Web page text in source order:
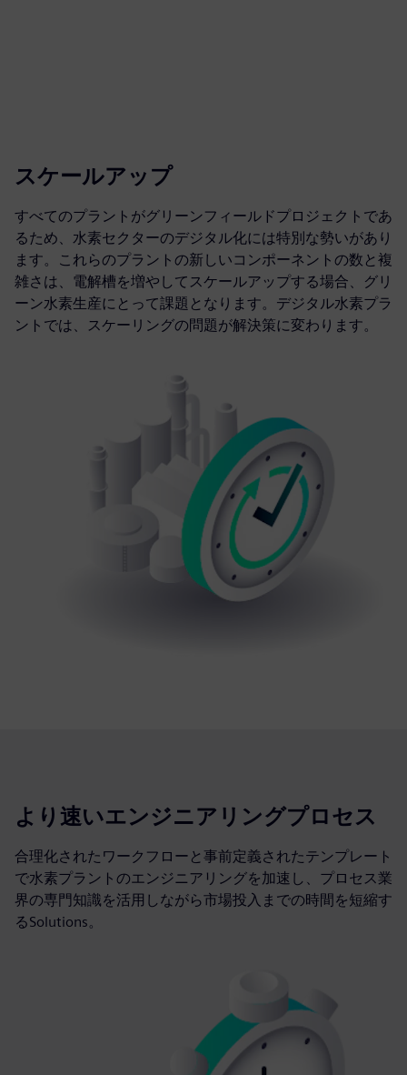
スケールアップ
すべてのプラントがグリーンフィールドプロジェクトであ
るため、水素セクターのデジタル化には特別な勢いがあり
ます。これらのプラントの新しいコンポーネントの数と複
雑さは、電解槽を増やしてスケールアップする場合、グリ
ーン水素生産にとって課題となります。デジタル水素プラ
ントでは、スケーリングの問題が解決策に変わります。
より速いエンジニアリングプロセス
合理化されたワークフローと事前定義されたテンプレート
で水素プラントのエンジニアリングを加速し、プロセス業
界の専門知識を活用しながら市場投入までの時間を短縮す
るSolutions。